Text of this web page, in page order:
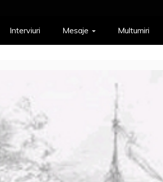
Interviuri Mesaje Multumiri